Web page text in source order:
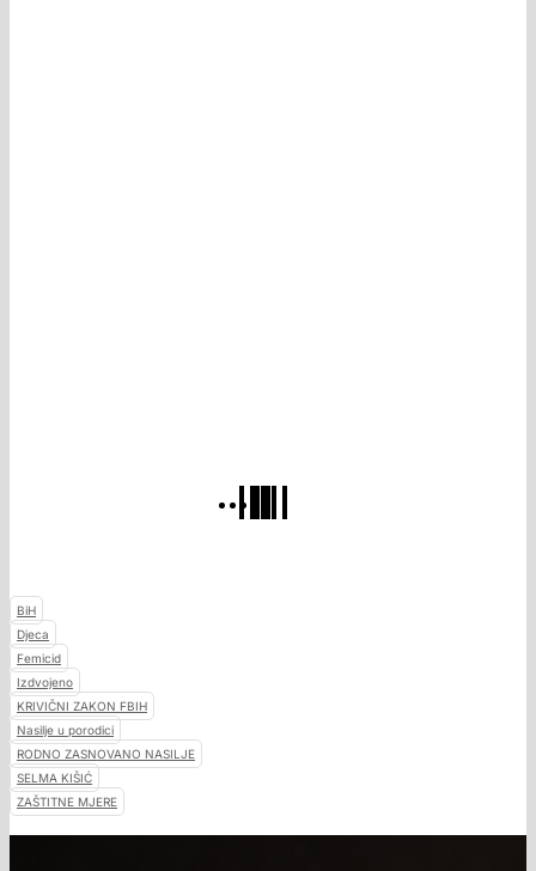
BiH
Djeca
Femicid
Izdvojeno
KRIVIČNI ZAKON FBIH
Nasilje u porodici
RODNO ZASNOVANO NASILJE
SELMA KIŠIĆ
ZAŠTITNE MJERE